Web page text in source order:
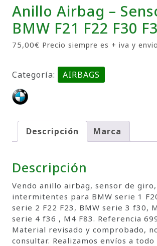
Anillo Airbag –
BMW F21 F22 F30
75,00€ Precio siempre es + iva y envio
Categoría: AIRBAGS
Descripción Marca
Descripción
Vendo anillo airbag, sensor de giro,
intermitentes para BMW serie 1
serie 2 F22 F23, BMW serie 3 f30,
serie 4 f36 , M4 F83. Referencia
Material revisado y comprobado,
consultar. Realizamos envíos a todo